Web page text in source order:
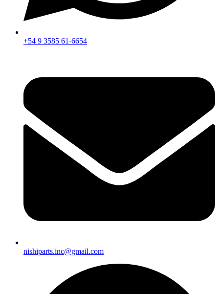
+54 9 3585 61-6654
nishiparts.inc@gmail.com